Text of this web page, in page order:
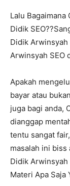
Lalu
Didik
Didik Arwinsyah
Arwinsyah SEO
Apakah
bayar atau
juga bagi anda,
dianggap
tentu sangat
masalah ini
Didik
Materi Apa Saja